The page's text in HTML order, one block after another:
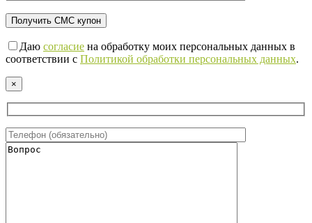
Даю согласие на обработку моих персональных данных в
соответствии с Политикой обработки персональных данных.
×